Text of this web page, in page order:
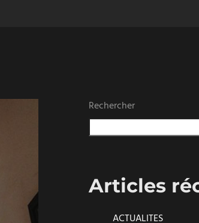
Rechercher
Articles
ACTUALITES